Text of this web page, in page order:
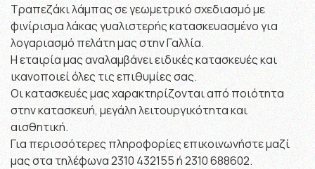
Τραπεζάκι λάμπας σε γεωμετρικό σχεδιασμό με
φινίρισμα λάκας γυαλιστερής κατασκευασμένο για
λογαριασμό πελάτη μας στην Γαλλία.
Η εταιρία μας αναλαμβάνει ειδικές κατασκευές και
ικανοποιεί όλες τις επιθυμίες σας.
Οι κατασκευές μας χαρακτηρίζονται από ποιότητα
στην κατασκευή, μεγάλη λειτουργικότητα και
αισθητική.
Για περισσότερες πληροφορίες επικοινωνήστε μαζί
μας στα τηλέφωνα 2310 432155 ή 2310 688602.